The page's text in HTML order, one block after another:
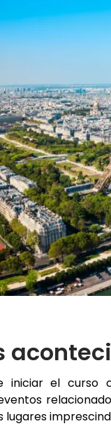
iniciar el curso
lugares